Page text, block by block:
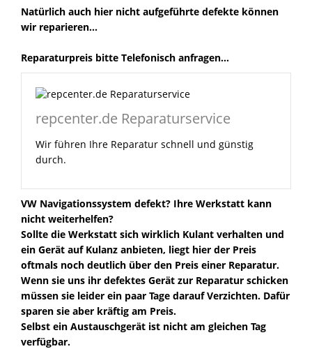
Natürlich auch hier nicht aufgeführte defekte können
wir reparieren...
Reparaturpreis bitte Telefonisch anfragen...
repcenter.de Reparaturservice
Wir führen Ihre Reparatur schnell und günstig
durch.
VW Navigationssystem defekt? Ihre Werkstatt kann
nicht weiterhelfen?
Sollte die Werkstatt sich wirklich Kulant verhalten und
ein Gerät auf Kulanz anbieten, liegt hier der Preis
oftmals noch deutlich über den Preis einer Reparatur.
Wenn sie uns ihr defektes Gerät zur Reparatur schicken
müssen sie leider ein paar Tage darauf Verzichten. Dafür
sparen sie aber kräftig am Preis.
Selbst ein Austauschgerät ist nicht am gleichen Tag
verfügbar.